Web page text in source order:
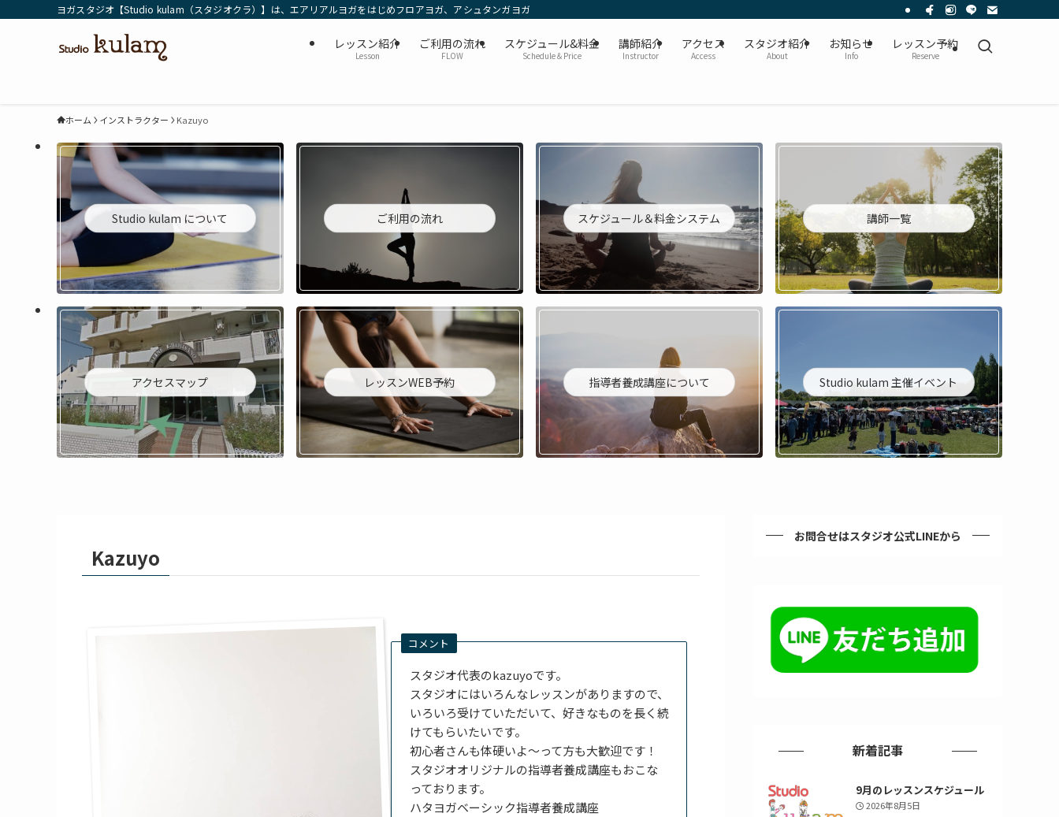
ヨガスタジオ【Studio kulam（スタジオクラ）】は、エアリアルヨガをはじめフロアヨガ、アシュタンガヨガ、ハタヨガなどの多彩なヨガレッスンが体験できます。ヨガだけではなくジャイロキネシス、ピラティス、ダンス、ス
レッスン紹介
Lesson
ご利用の流れ
FLOW
スケジュール&料金
Schedule＆Price
講師紹介
Instructor
アクセス
Access
スタジオ紹介
About
お知らせ
Info
レッスン予約
Reserve
ホーム インストラクター Kazuyo
Studio kulam について ご利用の流れ スケジュール＆料金システム 講師一覧
アクセスマップ レッスンWEB予約 指導者養成講座について Studio kulam 主催イベント
Kazuyo
コメント
スタジオ代表のkazuyoです。
スタジオにはいろんなレッスンがありますので、
いろいろ受けていただいて、好きなものを長く続
けてもらいたいです。
初心者さんも体硬いよ〜って方も大歓迎です！
スタジオオリジナルの指導者養成講座もおこな
っております。
ハタヨガベーシック指導者養成講座
お問合せはスタジオ公式LINEから
新着記事
9月のレッスンスケジュール
2026年8月5日